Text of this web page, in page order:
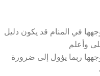
في المنام قد يكون دليل
وأعلم
ربما يؤول إلى ضرورة